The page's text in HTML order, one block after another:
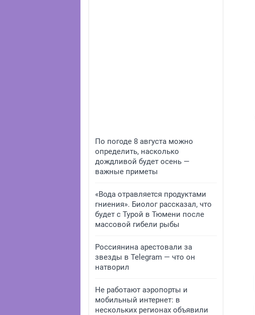
По погоде 8 августа можно
определить, насколько
дождливой будет осень —
важные приметы
«Вода отравляется продуктами
гниения». Биолог рассказал, что
будет с Турой в Тюмени после
массовой гибели рыбы
Россиянина арестовали за
звезды в Telegram — что он
натворил
Не работают аэропорты и
мобильный интернет: в
нескольких регионах объявили